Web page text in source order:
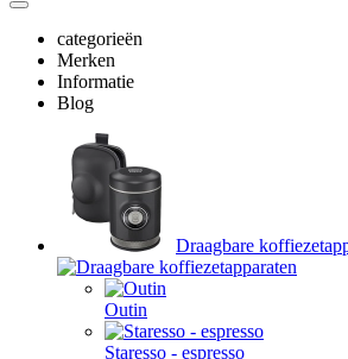
categorieën
Merken
Informatie
Blog
Draagbare
Outin
Staresso - espresso